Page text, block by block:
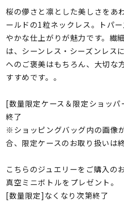
リングサイズ
メンズ
リングサイズ
在庫 在庫あり
桜の儚さと凛とした美しさをあ
ールドの1粒ネックレス。トパ
やかな仕上がりが魅力です。繊
は、シーンレス・シーズンレス
へのご褒美はもちろん、大切な
すすめです。。
[数量限定ケース＆限定ショッ
終了
※ショッピングバッグ内の画像
合、限定ケースのお取り扱いは
こちらのジュエリーをご購入の
真空ミニボトルをプレゼント。
[数量限定]なくなり次第終了